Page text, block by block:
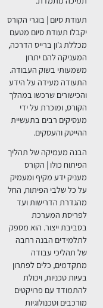
הכשרה מעשית ופרויקטים
מגוונים | הקורס שם דגש
רב על הכנה מעשית
ומשלב תרגולים ופרויקטים
רבים המדמים את שוק
העבודה. התלמידים
מפתחים מערכות מלאות
הכוללות Frontend ו-